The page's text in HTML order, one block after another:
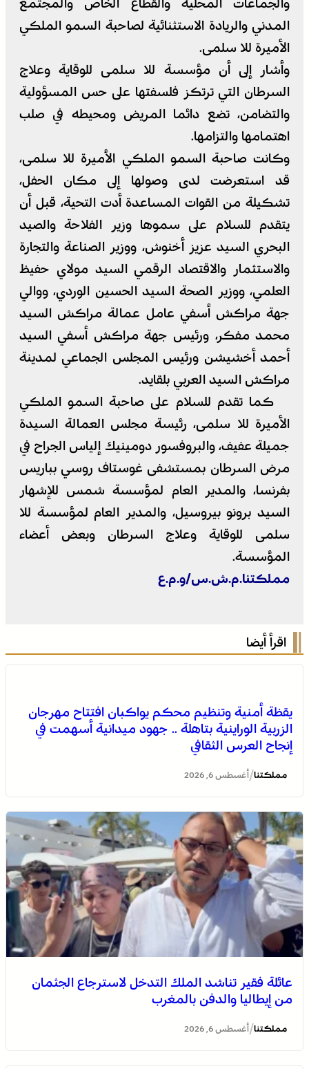
والجماعات المحلية والقطاع الخاص والمجتمع
المدني والريادة الاستثنائية لصاحبة السمو الملكي
الأميرة للا سلمى.
وأشار إلى أن مؤسسة للا سلمى للوقاية وعلاج
السرطان التي ترتكز فلسفتها على حس المسؤولية
والتضامن، تضع دائما المريض ومحيطه في صلب
اهتمامها والتزامها.
وكانت صاحبة السمو الملكي الأميرة للا سلمى،
قد استعرضت لدى وصولها إلى مكان الحفل،
تشكيلة من القوات المساعدة أدت التحية، قبل أن
يتقدم للسلام على سموها وزير الفلاحة والصيد
البحري السيد عزيز أخنوش، ووزير الصناعة والتجارة
والاستثمار والاقتصاد الرقمي السيد مولاي حفيظ
العلمي، ووزير الصحة السيد الحسين الوردي، ووالي
جهة مراكش أسفي عامل عمالة مراكش السيد
محمد مفكر، ورئيس جهة مراكش أسفي السيد
أحمد أخشيشن ورئيس المجلس الجماعي لمدينة
مراكش السيد العربي بلقايد.
كما تقدم للسلام على صاحبة السمو الملكي
الأميرة للا سلمى، رئيسة مجلس العمالة السيدة
جميلة عفيف، والبروفسور دومينيك إلياس الجراح في
مرض السرطان بمستشفى غوستاف روسي بباريس
بفرنسا، والمدير العام لمؤسسة شمس للإشهار
السيد برونو بيروسيل، والمدير العام لمؤسسة للا
سلمى للوقاية وعلاج السرطان وبعض أعضاء
المؤسسة.
مملكتنا.م.ش.س/و.م.ع
اقرأ أيضا
يقظة أمنية وتنظيم محكم يواكبان افتتاح مهرجان
الزربية الوراينية بتاهلة .. جهود ميدانية أسهمت في
إنجاح العرس الثقافي
مملكتنا/ أغسطس 6, 2026
عائلة فقير تناشد الملك التدخل لاسترجاع الجثمان
من إيطاليا والدفن بالمغرب
مملكتنا/ أغسطس 6, 2026
انطلاق الدورة الأولى من مهرجان السعيدية للموسيقى